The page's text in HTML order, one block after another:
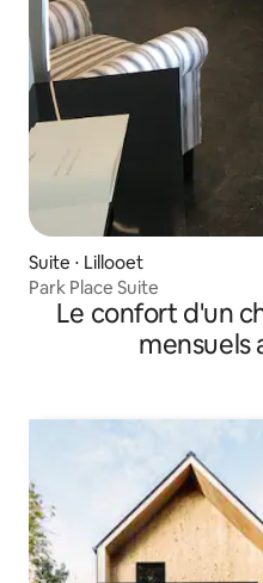
Suite ⋅ Lillooet
Park Place Suite
Le confort d'un
mensuels